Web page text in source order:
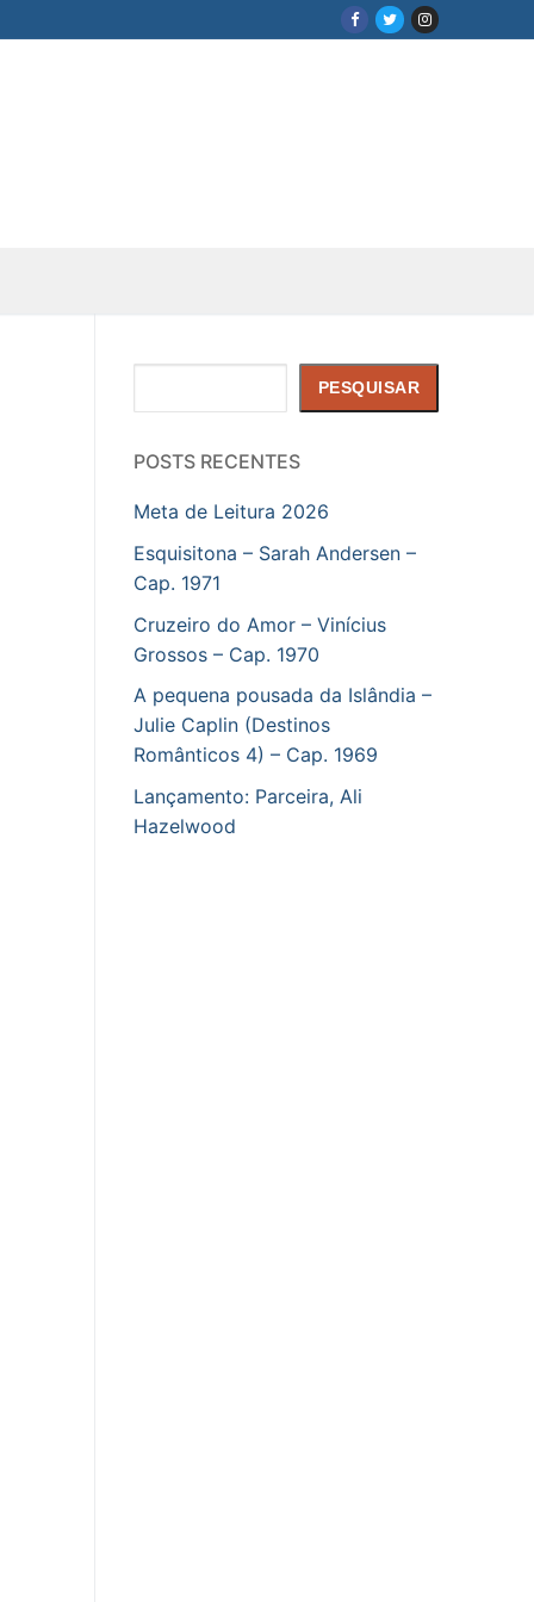
PESQUISAR
POSTS RECENTES
Meta de Leitura 2026
Esquisitona – Sarah Andersen –
Cap. 1971
Cruzeiro do Amor – Vinícius
Grossos – Cap. 1970
A pequena pousada da Islândia –
Julie Caplin (Destinos
Românticos 4) – Cap. 1969
Lançamento: Parceira, Ali
Hazelwood